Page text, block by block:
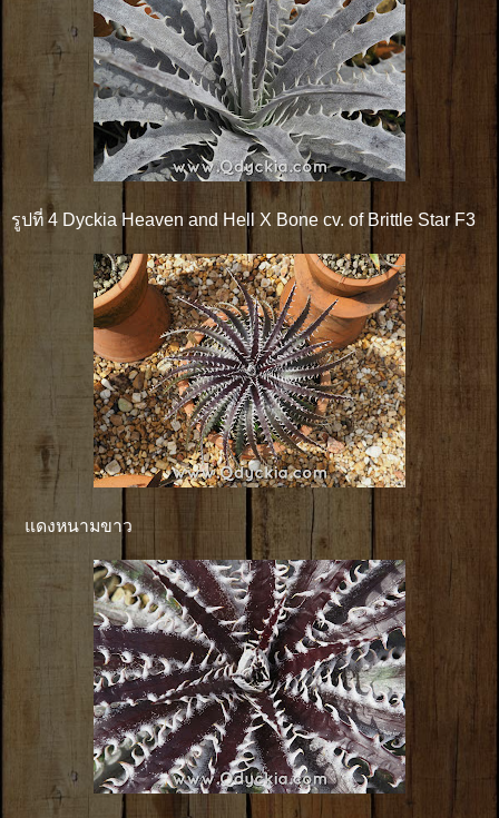
รูปที่ 4 Dyckia Heaven and Hell X Bone cv. of Brittle Star F3
แดงหนามขาว